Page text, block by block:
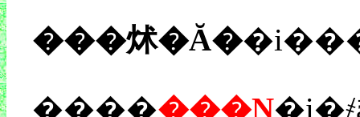
���炢�Ă�
�������N